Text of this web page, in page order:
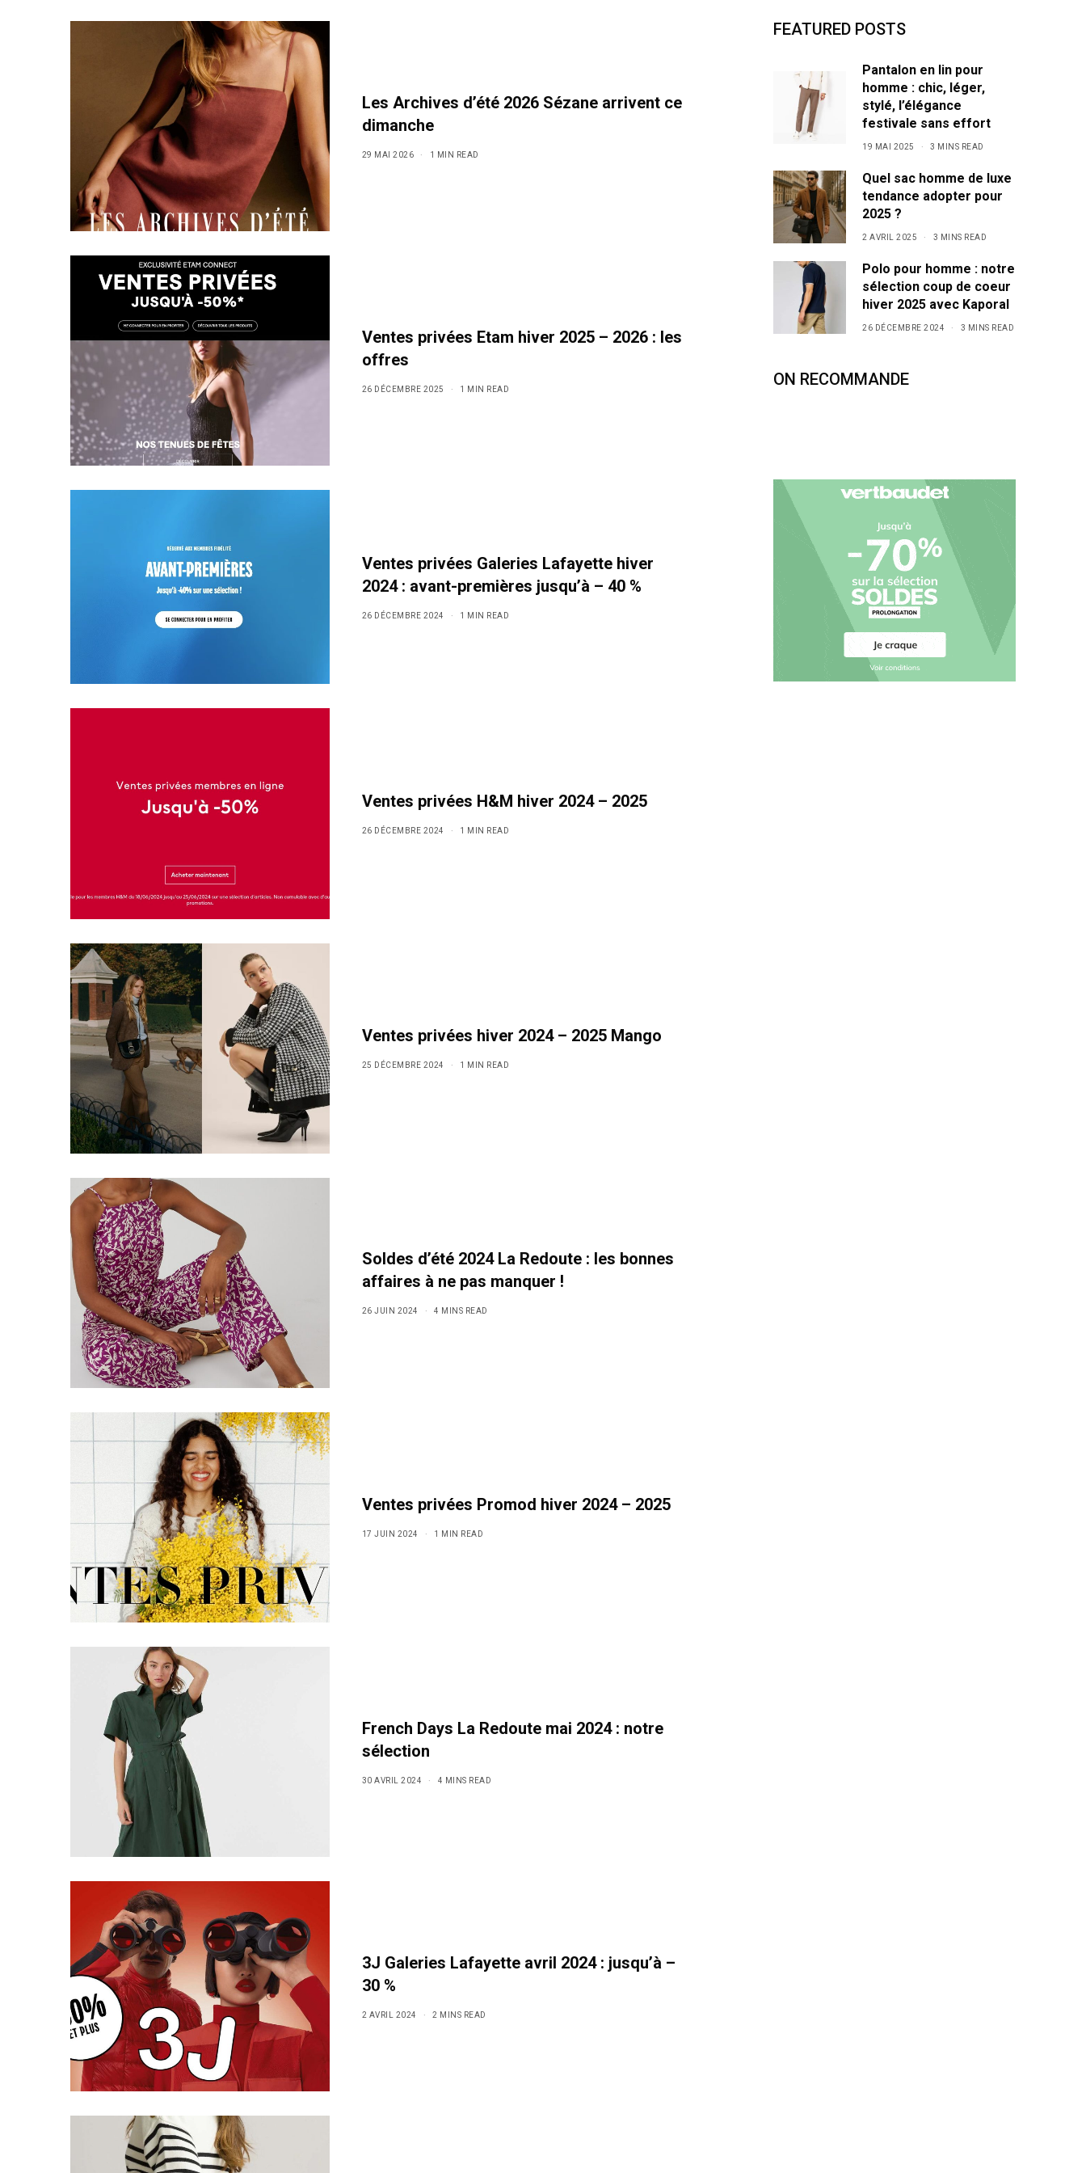
Les Archives d’été 2026 Sézane arrivent ce
dimanche
29 MAI 2026 1 MIN READ
Ventes privées Etam hiver 2025 – 2026 : les
offres
26 DÉCEMBRE 2025 1 MIN READ
Ventes privées Galeries Lafayette hiver
2024 : avant-premières jusqu’à – 40 %
26 DÉCEMBRE 2024 1 MIN READ
Ventes privées H&M hiver 2024 – 2025
26 DÉCEMBRE 2024 1 MIN READ
Ventes privées hiver 2024 – 2025 Mango
25 DÉCEMBRE 2024 1 MIN READ
Soldes d’été 2024 La Redoute : les bonnes
affaires à ne pas manquer !
26 JUIN 2024 4 MINS READ
Ventes privées Promod hiver 2024 – 2025
17 JUIN 2024 1 MIN READ
French Days La Redoute mai 2024 : notre
sélection
30 AVRIL 2024 4 MINS READ
3J Galeries Lafayette avril 2024 : jusqu’à –
30 %
2 AVRIL 2024 2 MINS READ
FEATURED POSTS
Pantalon en lin pour
homme : chic, léger,
stylé, l’élégance
festivale sans effort
19 MAI 2025 3 MINS READ
Quel sac homme de luxe
tendance adopter pour
2025 ?
2 AVRIL 2025 3 MINS READ
Polo pour homme : notre
sélection coup de coeur
hiver 2025 avec Kaporal
26 DÉCEMBRE 2024 3 MINS READ
ON RECOMMANDE